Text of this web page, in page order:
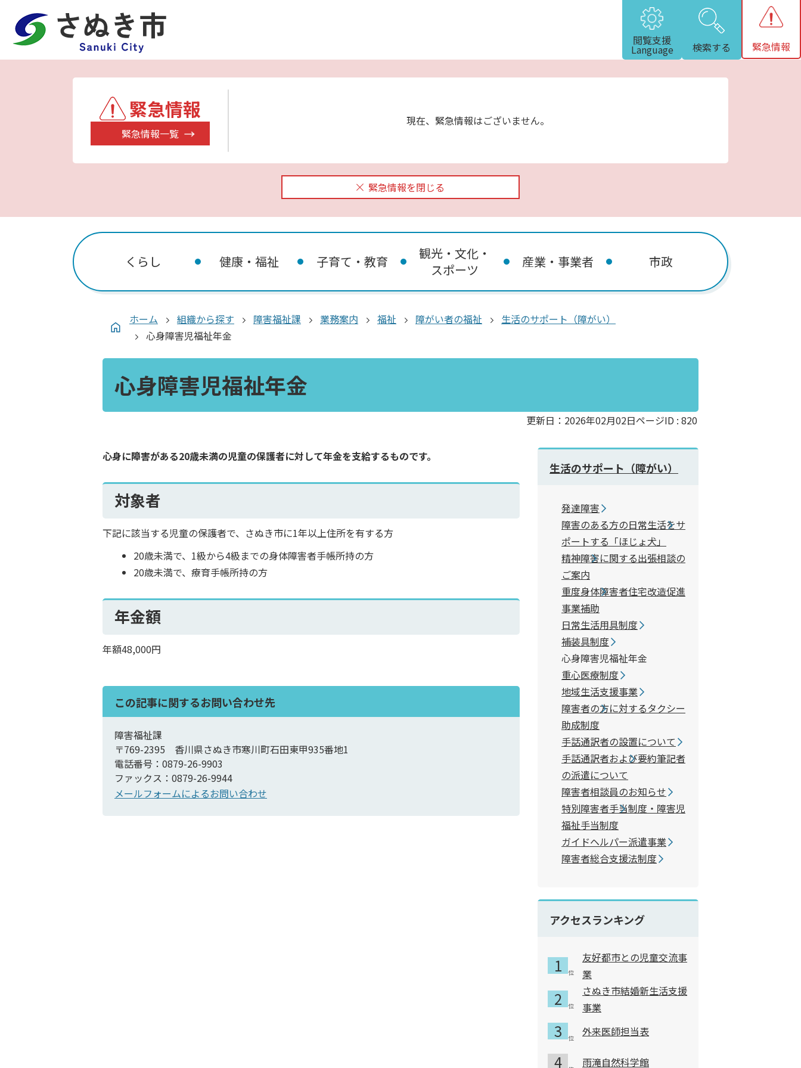
閲覧支援
Language 検索する 緊急情報
緊急情報
緊急情報一覧
現在、緊急情報はございません。
緊急情報を閉じる
くらし 健康・福祉 子育て・教育
観光・文化・
スポーツ
産業・事業者 市政
ホーム 組織から探す 障害福祉課 業務案内 福祉 障がい者の福祉
生活のサポート（障がい）
心身障害児福祉年金
心身障害児福祉年金
更新日：2026年02月02日ページID : 820
心身に障害がある20歳未満の児童の保護者に対して年金を支給するものです。
対象者
下記に該当する児童の保護者で、さぬき市に1年以上住所を有する方
20歳未満で、1級から4級までの身体障害者手帳所持の方
20歳未満で、療育手帳所持の方
年金額
年額48,000円
この記事に関するお問い合わせ先
障害福祉課
〒769-2395 香川県さぬき市寒川町石田東甲935番地1
電話番号：0879-26-9903
ファックス：0879-26-9944
メールフォームによるお問い合わせ
生活のサポート（障がい）
発達障害
障害のある方の日常生活をサ
ポートする「ほじょ犬」
精神障害に関する出張相談の
ご案内
重度身体障害者住宅改造促進
事業補助
日常生活用具制度
補装具制度
心身障害児福祉年金
重心医療制度
地域生活支援事業
障害者の方に対するタクシー
助成制度
手話通訳者の設置について
手話通訳者および要約筆記者
の派遣について
障害者相談員のお知らせ
特別障害者手当制度・障害児
福祉手当制度
ガイドヘルパー派遣事業
障害者総合支援法制度
アクセスランキング
友好都市との児童交流事
業
さぬき市結婚新生活支援
事業
外来医師担当表
雨滝自然科学館